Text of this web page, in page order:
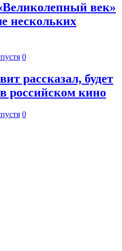
век»
нескольких
0
рассказал, будет
российском кино
0